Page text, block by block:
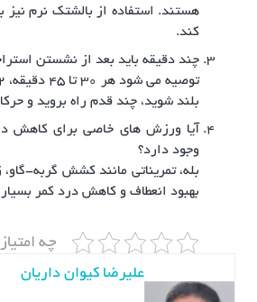
هستند. استفاده از بالشتک نرم
کند.
چند دقیقه باید بعد از نشستن
بلند شوید، چند قدم راه بروید و
آیا ورزش های خاصی برای کاهش
وجود دارد؟
بله، تمریناتی مانند کشش گربه-
بهبود انعطاف و کاهش درد کمر
چه
علیرضا کیوان داریان